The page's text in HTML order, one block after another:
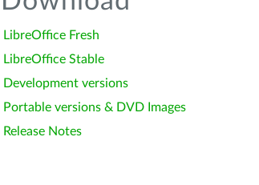
LibreOffice Fresh
LibreOffice Stable
Development versions
Portable versions & DVD Images
Release Notes